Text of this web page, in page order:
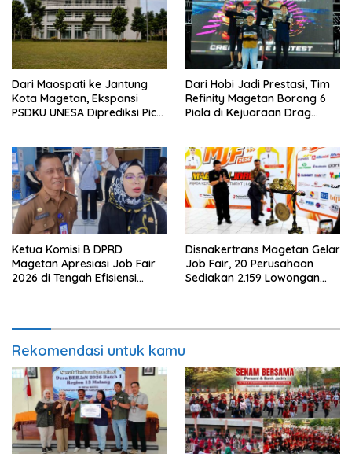
Dari Maospati ke Jantung
Kota Magetan, Ekspansi
PSDKU UNESA Diprediksi Picu
Dari Hobi Jadi Prestasi, Tim
Refinity Magetan Borong 6
Piala di Kejuaraan Drag
Ketua Komisi B DPRD
Magetan Apresiasi Job Fair
2026 di Tengah Efisiensi
Disnakertrans Magetan Gelar
Job Fair, 20 Perusahaan
Sediakan 2.159 Lowongan
Rekomendasi untuk kamu